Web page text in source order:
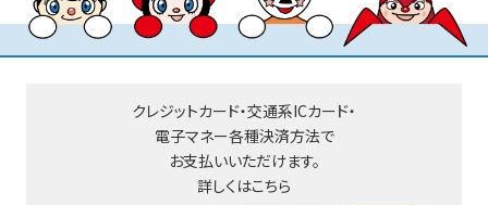
クレジットカード・交通系ICカード・
電子マネー各種決済方法で
お支払いいただけます。
詳しくはこちら